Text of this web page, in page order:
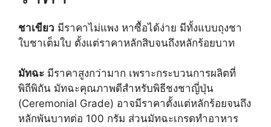
ชาเขียว มีราคาไม่แพง หาซื้อได้ง่าย มีทั้งแบบถุงชา
ใบชาเต็มใบ ตั้งแต่ราคาหลักสิบจนถึงหลักร้อยบาท
มัทฉะ มีราคาสูงกว่ามาก เพราะกระบวนการผลิตที่
พิถีพิถัน มัทฉะคุณภาพดีสำหรับพิธีชงชาญี่ปุ่น
(Ceremonial Grade) อาจมีราคาตั้งแต่หลักร้อยจนถึง
หลักพันบาทต่อ 100 กรัม ส่วนมัทฉะเกรดทำอาหาร